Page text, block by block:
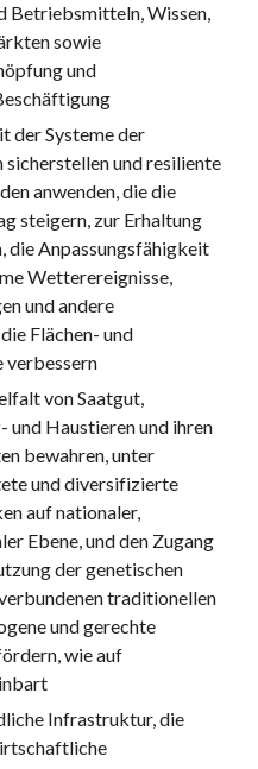
Betriebsmitteln, Wissen,
sowie
und
der Systeme der
und resiliente
anwenden, die die
steigern, zur Erhaltung
die Anpassungsfähigkeit
Wetterereignisse,
und andere
Flächen- und
verbessern
von Saatgut,
Haustieren und ihren
bewahren, unter
und diversifizierte
auf nationaler,
Ebene, und den Zugang
der genetischen
traditionellen
und gerechte
wie auf
Infrastruktur, die